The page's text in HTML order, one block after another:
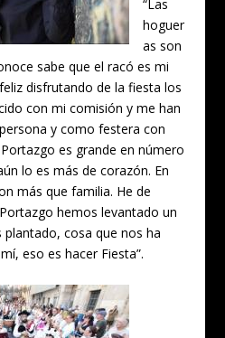
“Las
hoguer
as son
sabe que el racó es mi
disfrutando de la fiesta los
con mi comisión y me han
y como festera con
es grande en número
lo es más de corazón. En
más que familia. He de
hemos levantado un
cosa que nos ha
eso es hacer Fiesta”.